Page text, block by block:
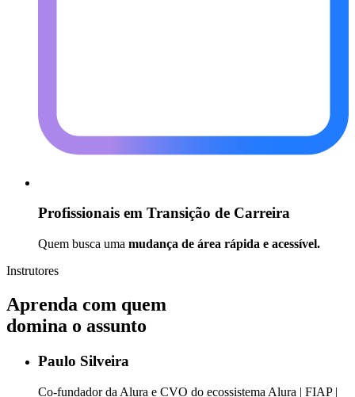
Profissionais em Transição de Carreira
Quem busca uma mudança de área rápida e acessível.
Instrutores
Aprenda com quem
domina o assunto
Paulo Silveira
Co-fundador da Alura e CVO do ecossistema Alura | FIAP |